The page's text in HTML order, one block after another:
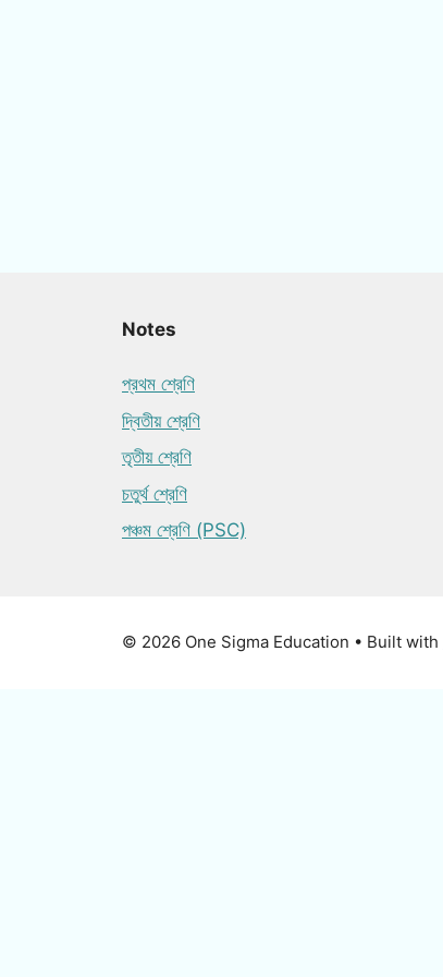
Notes
প্রথম শ্রেণি
দ্বিতীয় শ্রেণি
তৃতীয় শ্রেণি
চতুর্থ শ্রেণি
পঞ্চম শ্রেণি (PSC)
© 2026 One Sigma Education • Built with